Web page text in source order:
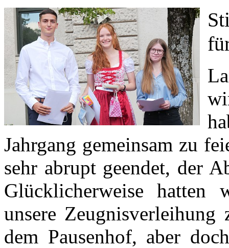
Jahrgang gemeinsam zu
sehr abrupt geendet, der
Glücklicherweise
unsere
dem Pausenhof, aber